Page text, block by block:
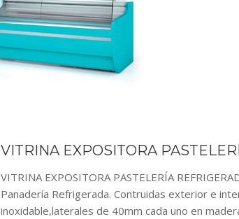
VITRINA EXPOSITORA
VITRINA EXPOSITORA PASTELERÍA
Panadería Refrigerada. Contruidas exterior e
inoxidable,laterales de 40mm cada uno en